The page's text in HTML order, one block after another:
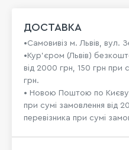
ДОСТАВКА
•Самовивіз м. Львів, вул.
•Кур'єром (Львів)
від 2000 грн, 150 грн при
грн.
• Новою Поштою по Києву
при сумі замовлення від
перевізника при сумі